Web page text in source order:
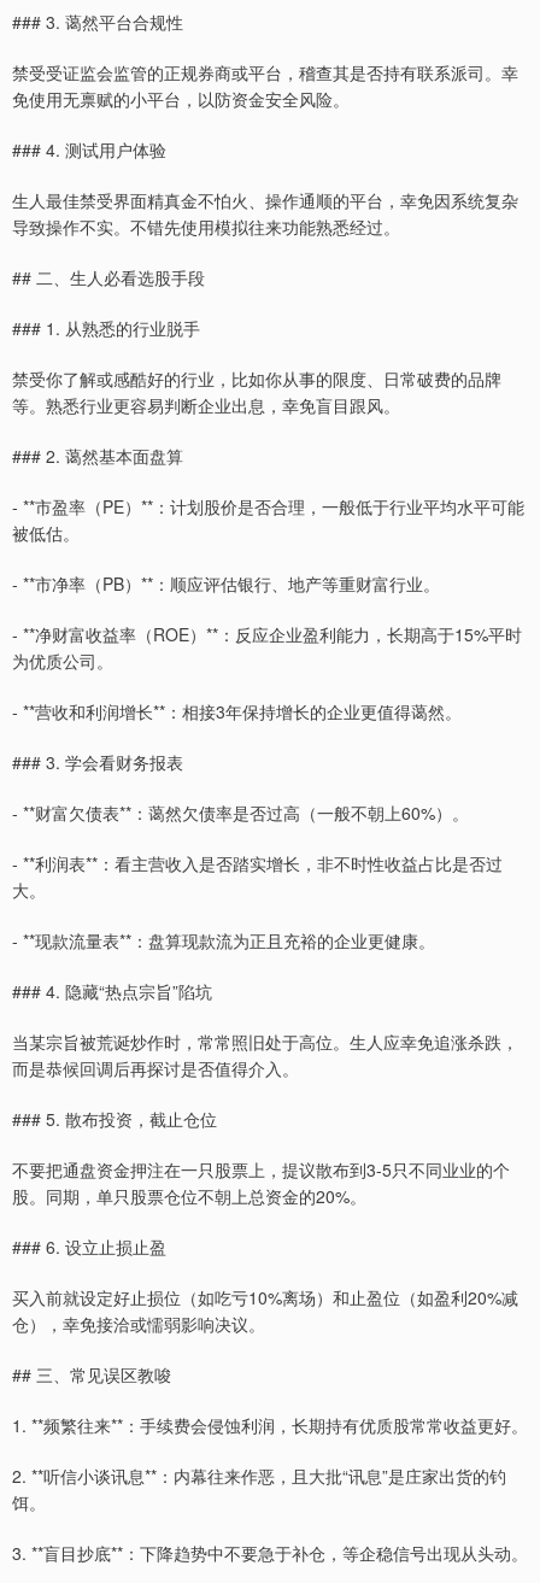
### 3. 蔼然平台合规性
禁受受证监会监管的正规券商或平台，稽查其是否持有联系派司。幸
免使用无禀赋的小平台，以防资金安全风险。
### 4. 测试用户体验
生人最佳禁受界面精真金不怕火、操作通顺的平台，幸免因系统复杂
导致操作不实。不错先使用模拟往来功能熟悉经过。
## 二、生人必看选股手段
### 1. 从熟悉的行业脱手
禁受你了解或感酷好的行业，比如你从事的限度、日常破费的品牌
等。熟悉行业更容易判断企业出息，幸免盲目跟风。
### 2. 蔼然基本面盘算
- **市盈率（PE）**：计划股价是否合理，一般低于行业平均水平可能
被低估。
- **市净率（PB）**：顺应评估银行、地产等重财富行业。
- **净财富收益率（ROE）**：反应企业盈利能力，长期高于15%平时
为优质公司。
- **营收和利润增长**：相接3年保持增长的企业更值得蔼然。
### 3. 学会看财务报表
- **财富欠债表**：蔼然欠债率是否过高（一般不朝上60%）。
- **利润表**：看主营收入是否踏实增长，非不时性收益占比是否过
大。
- **现款流量表**：盘算现款流为正且充裕的企业更健康。
### 4. 隐藏“热点宗旨”陷坑
当某宗旨被荒诞炒作时，常常照旧处于高位。生人应幸免追涨杀跌，
而是恭候回调后再探讨是否值得介入。
### 5. 散布投资，截止仓位
不要把通盘资金押注在一只股票上，提议散布到3-5只不同业业的个
股。同期，单只股票仓位不朝上总资金的20%。
### 6. 设立止损止盈
买入前就设定好止损位（如吃亏10%离场）和止盈位（如盈利20%减
仓），幸免接洽或懦弱影响决议。
## 三、常见误区教唆
1. **频繁往来**：手续费会侵蚀利润，长期持有优质股常常收益更好。
2. **听信小谈讯息**：内幕往来作恶，且大批“讯息”是庄家出货的钓
饵。
3. **盲目抄底**：下降趋势中不要急于补仓，等企稳信号出现从头动。